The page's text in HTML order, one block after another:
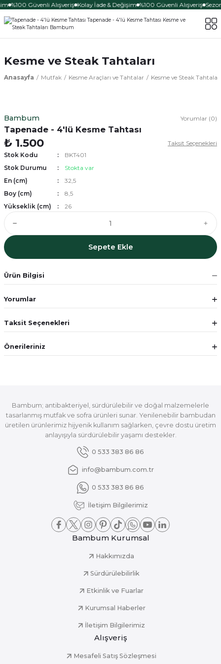
%100 Güvenli Alışveriş Kolay İade & Değişim %100 Güvenli Alışveriş
Kesme ve Steak Tahtaları
Anasayfa Mutfak Kesme Araçları ve Tahtalar Kesme ve Steak Tahtaları
Bambum Yorumlar (0)
Tapenade - 4'lü Kesme Tahtası
₺ 1.500
Taksit Seçenekleri
Stok Kodu
BKT401
Stok Durumu
Stokta var
En (cm)
32,5
Boy (cm)
8,5
Yükseklik (cm)
26
Sepete Ekle
Ürün Bilgisi
Yorumlar
Taksit Seçenekleri
Önerileriniz
Bambum; antibakteriyel, sürdürülebilir ve doğal malzemelerle
tasarlanmış mutfak ve sofra ürünleri sunar. Yenilenebilir bambudan
üretilen ürünlerimiz hijyenik kullanım sağlarken, çevre dostu üretim
anlayışıyla sürdürülebilir yaşamı destekler.
0 533 383 86 86
info@bambum.com.tr
0 533 383 86 86
İletişim Bilgilerimiz
Bambum Kurumsal
Hakkımızda
Sürdürülebilirlik
Etkinlik ve Fuarlar
Kurumsal Haberler
İletişim Bilgilerimiz
Alışveriş
Mesafeli Satış Sözleşmesi